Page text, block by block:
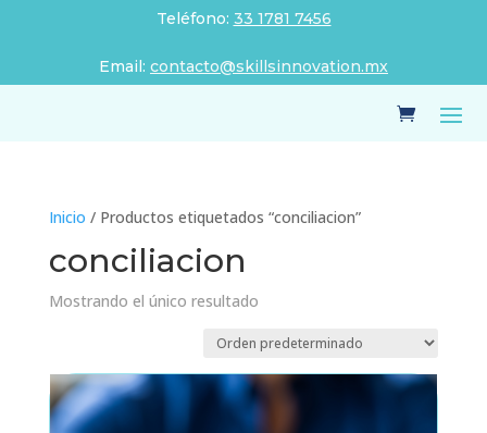
Teléfono: 33 1781 7456
Email: contacto@skillsinnovation.mx
Inicio / Productos etiquetados “conciliacion”
conciliacion
Mostrando el único resultado